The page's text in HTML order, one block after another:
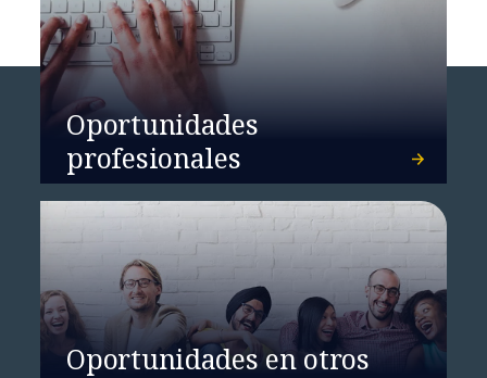
Oportunidades
profesionales
Oportunidades en otros